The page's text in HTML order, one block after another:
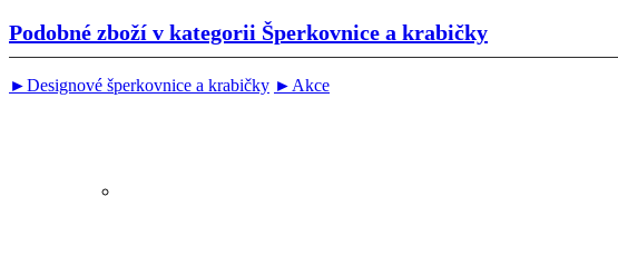
Podobné zboží v kategorii Šperkovnice a krabičky
►Designové šperkovnice a krabičky ►Akce